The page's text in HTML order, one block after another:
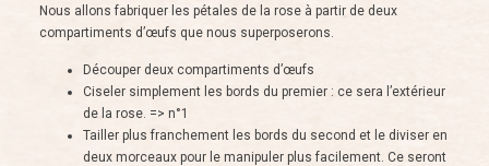
Nous allons fabriquer les pétales de la rose à partir de deux
compartiments d’œufs que nous superposerons.
Découper deux compartiments d’œufs
Ciseler simplement les bords du premier : ce sera l’extérieur
de la rose. => n°1
Tailler plus franchement les bords du second et le diviser en
deux morceaux pour le manipuler plus facilement. Ce seront